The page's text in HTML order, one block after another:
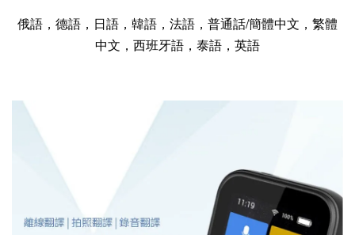
俄語，德語，日語，韓語，法語，普通話/簡體中文，繁體
中文，西班牙語，泰語 ，英語